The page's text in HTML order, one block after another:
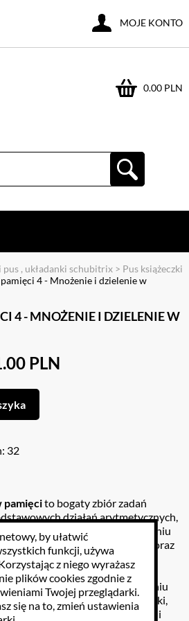
0.00 PLN
MOJE KONTO
pus , układanki schubitrix> Pus książeczki
pamięci 4 - Mnożenie i dzielenie w
4 - MNOŻENIE I DZIELENIE W
PLN
32
pamięcito bogaty zbiór zadań
działań arytmetycznych,
formą służą poznawaniu
utrwaleniu pojęcia liczby oraz
symbolicznego zapisu działań.
służy pamięciowemu opanowaniu
raczej propozycją aktywnej nauki,
formułowania wniosków i
by ułatwić
funkcji, używa
z niego wyrażasz
plików cookies zgodnie z
Twojej przeglądarki.
się na to, zmień ustawienia